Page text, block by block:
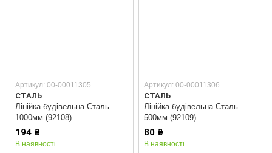
Артикул: 00-00011305
СТАЛЬ
Лінійка будівельна Сталь
1000мм (92108)
194 ₴
В наявності
Артикул: 00-00011306
СТАЛЬ
Лінійка будівельна Сталь
500мм (92109)
80 ₴
В наявності